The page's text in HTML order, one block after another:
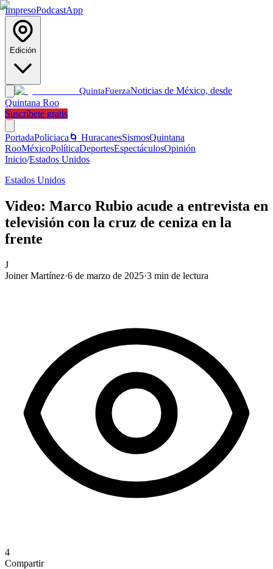
ImpresoPodcastApp
Edición
QuintaFuerzaNoticias de México, desde
Quintana Roo
Suscríbete gratis
PortadaPoliciaca 🌀 HuracanesSismosQuintana
RooMéxicoPolíticaDeportesEspectáculosOpinión
Inicio/Estados Unidos
Estados Unidos
Video: Marco Rubio acude a entrevista en
televisión con la cruz de ceniza en la
frente
J
Joiner Martínez·6 de marzo de 2025·3 min de lectura
4
Compartir